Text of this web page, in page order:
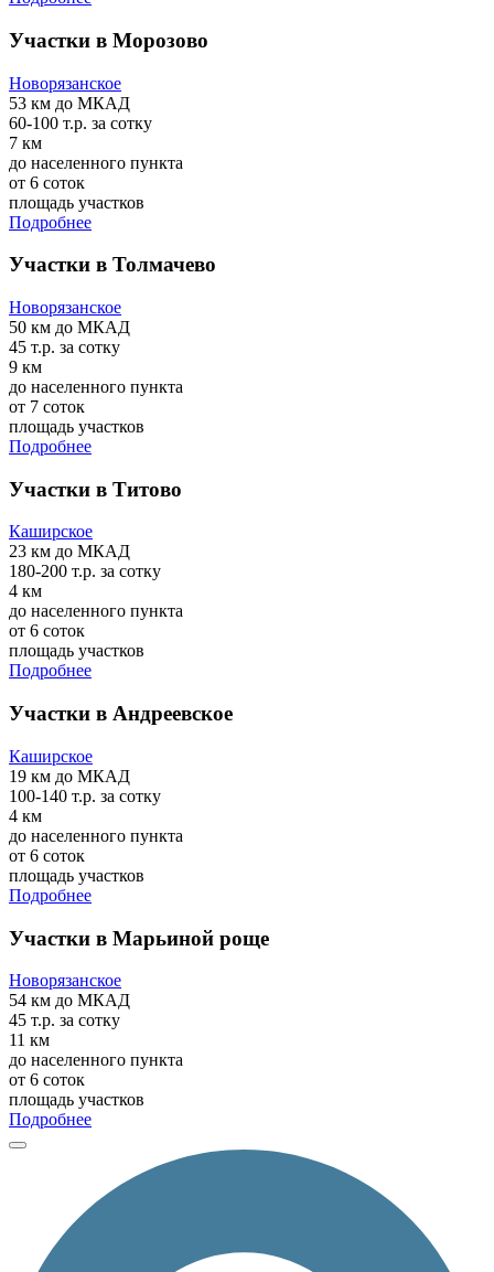
Участки в Морозово
Новорязанское
53 км до МКАД
60-100 т.р. за сотку
7 км
до населенного пункта
от 6 соток
площадь участков
Подробнее
Участки в Толмачево
Новорязанское
50 км до МКАД
45 т.р. за сотку
9 км
до населенного пункта
от 7 соток
площадь участков
Подробнее
Участки в Титово
Каширское
23 км до МКАД
180-200 т.р. за сотку
4 км
до населенного пункта
от 6 соток
площадь участков
Подробнее
Участки в Андреевское
Каширское
19 км до МКАД
100-140 т.р. за сотку
4 км
до населенного пункта
от 6 соток
площадь участков
Подробнее
Участки в Марьиной роще
Новорязанское
54 км до МКАД
45 т.р. за сотку
11 км
до населенного пункта
от 6 соток
площадь участков
Подробнее